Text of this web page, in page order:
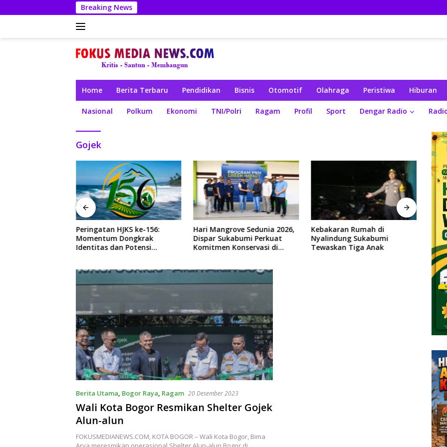
ke
Breaking News
Home Berita Terbaru Pendidikan Bisnis Otomotif Olahraga Peristiwa Hiburan
Nasional Polkum Ekonomi TNI/Polri Ragam Profil Sport Dengar Radio
Gojek
Peringatan HJKS ke-156:
Momentum Dongkrak
Identitas dan Potensi
Hari Mangrove Sedunia 2026,
Dispar Sukabumi Perkuat
Komitmen Konservasi di
Kebakaran Rumah di
Nyalindung Sukabumi
Tewaskan Tiga Anak
Berita Utama, Bogor Raya, Ragam 20 Desember 2023
Wali Kota Bogor Resmikan Shelter Gojek
Alun-alun
FOKUSMEDIANEWS.COM, KOTA BOGOR – Wali Kota Bogor, Bima